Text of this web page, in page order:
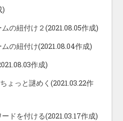
)
の紐付け２(2021.08.05作成)
の紐付け(2021.08.04作成)
作成)
ょっと謎めく (2021.03.22作
ドを付ける(2021.03.17作成)